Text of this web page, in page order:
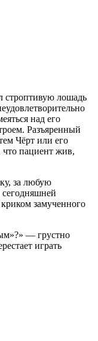
строптивую лошадь
над его
Разъяренный
Чёрт или его
что пациент жив,
за любую
замученного
— грустно
играть